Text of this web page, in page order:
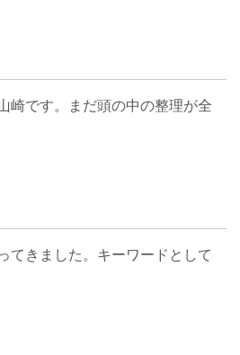
崎です。まだ頭の中の整理が全
てきました。キーワードとして